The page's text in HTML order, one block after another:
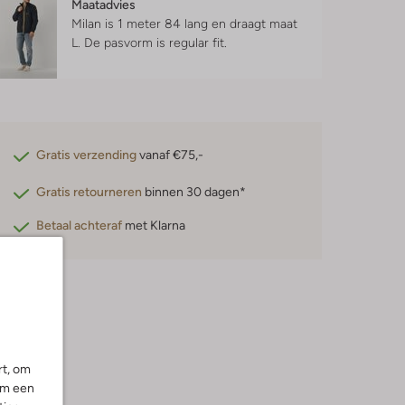
om
een
Maatadvies
Milan is 1 meter 84 lang en draagt maat
L. De pasvorm is regular fit
Gratis verzendingvanaf €75,-
Gratis retourneren binnen 30 dagen*
Betaal achteraf met Klarna